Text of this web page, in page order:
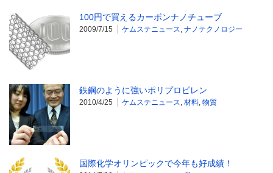
100円で買えるカーボンナノチューブ
2009/7/15 ケムステニュース, ナノテクノロジー
鉄鋼のように強いポリプロピレン
2010/4/25 ケムステニュース, 材料, 物質
国際化学オリンピックで今年も好成績！